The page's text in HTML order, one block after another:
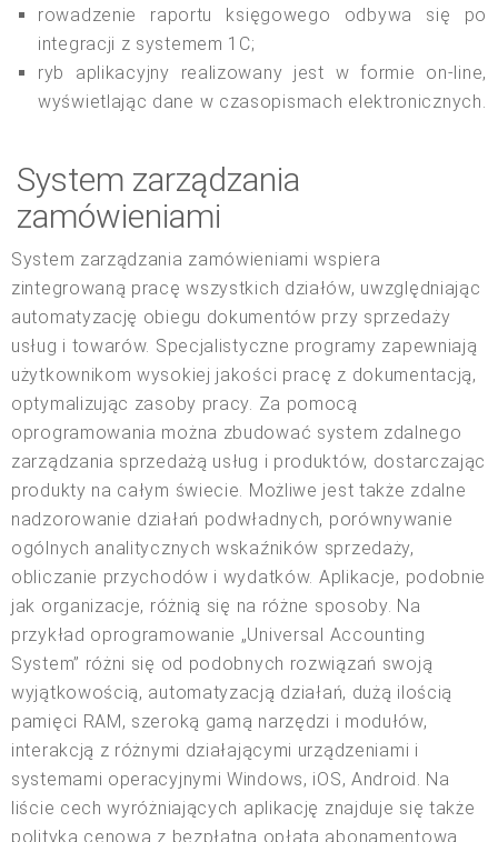
rowadzenie raportu księgowego odbywa się po
integracji z systemem 1C;
ryb aplikacyjny realizowany jest w formie on-line,
wyświetlając dane w czasopismach elektronicznych.
System zarządzania
zamówieniami
System zarządzania zamówieniami wspiera
zintegrowaną pracę wszystkich działów, uwzględniając
automatyzację obiegu dokumentów przy sprzedaży
usług i towarów. Specjalistyczne programy zapewniają
użytkownikom wysokiej jakości pracę z dokumentacją,
optymalizując zasoby pracy. Za pomocą
oprogramowania można zbudować system zdalnego
zarządzania sprzedażą usług i produktów, dostarczając
produkty na całym świecie. Możliwe jest także zdalne
nadzorowanie działań podwładnych, porównywanie
ogólnych analitycznych wskaźników sprzedaży,
obliczanie przychodów i wydatków. Aplikacje, podobnie
jak organizacje, różnią się na różne sposoby. Na
przykład oprogramowanie „Universal Accounting
System” różni się od podobnych rozwiązań swoją
wyjątkowością, automatyzacją działań, dużą ilością
pamięci RAM, szeroką gamą narzędzi i modułów,
interakcją z różnymi działającymi urządzeniami i
systemami operacyjnymi Windows, iOS, Android. Na
liście cech wyróżniających aplikację znajduje się także
polityka cenowa z bezpłatną opłatą abonamentową.